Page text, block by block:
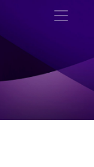
메뉴 열기